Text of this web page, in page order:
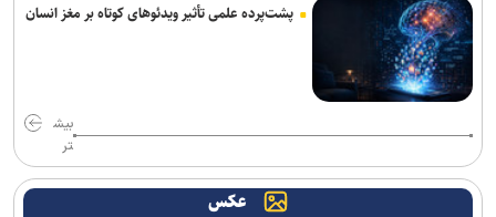
پشت‌پرده علمی تأثیر ویدئو‌های کوتاه بر مغز انسان
بیش
تر
عکس